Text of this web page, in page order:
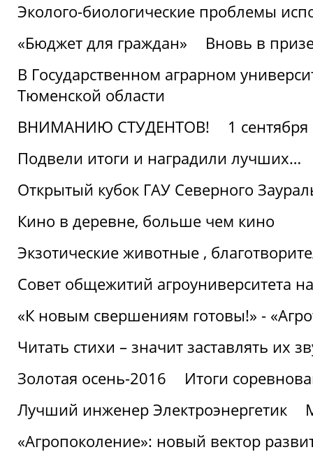
Эколого-биологические проблемы
«Бюджет для граждан»
Вновь в
В Государственном аграрном
Тюменской области
ВНИМАНИЮ СТУДЕНТОВ!
1 сентября
Подвели итоги и наградили лучших…
Открытый кубок ГАУ Северного
Кино в деревне, больше чем кино
Экзотические животные ,
Совет общежитий агроуниверситета
«К новым свершениям готовы!» -
Читать стихи – значит заставлять их
Золотая осень-2016
Итоги
Лучший инженер Электроэнергетик
«Агропоколение»: новый вектор